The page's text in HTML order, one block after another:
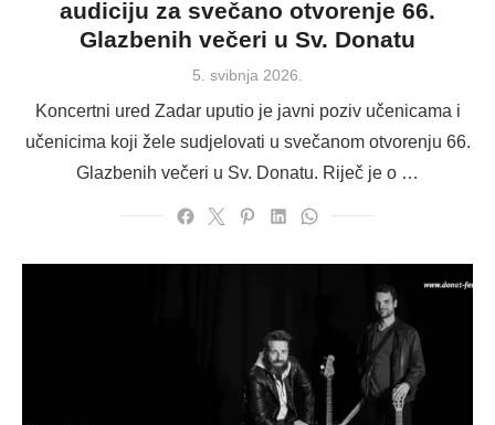
audiciju za svečano otvorenje 66.
Glazbenih večeri u Sv. Donatu
Posted
5. svibnja 2026.
Koncertni ured Zadar uputio je javni poziv učenicama i
učenicima koji žele sudjelovati u svečanom otvorenju 66.
Glazbenih večeri u Sv. Donatu. Riječ je o …